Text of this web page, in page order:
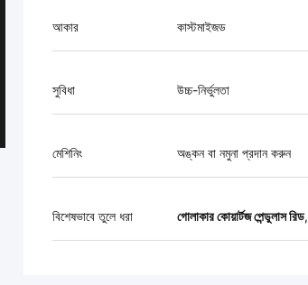
আকার কাস্টমাইজড
সুবিধা উচ্চ-নির্ভুলতা
মেশিনিং অঙ্কন বা নমুনা প্রদান করুন
বিশেষভাবে তুলে ধরা গোলাকার কোয়ার্টজ পেন্ডুলাস রিড,